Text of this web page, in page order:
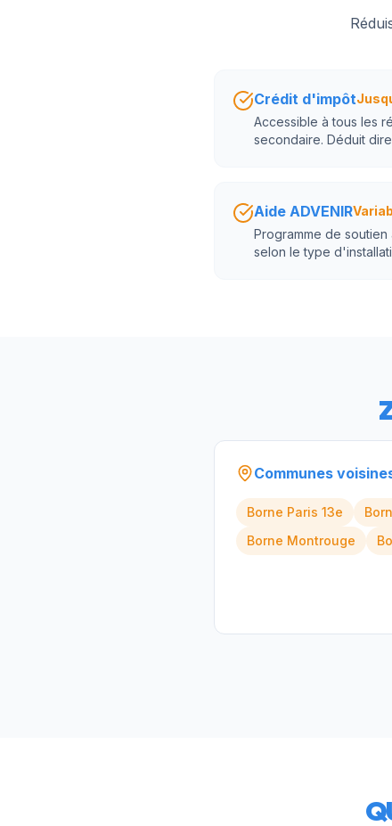
Crédit d'impôt
Accessible à tous les
secondaire. Déduit
Aide ADVENIR
Programme de
selon le type
Communes
Borne Paris 13e
Borne Montrouge